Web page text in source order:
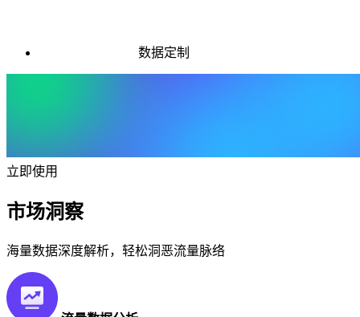
数据定制
立即使用
市场洞察
海量数据深度解析，轻松洞恶流量脉络